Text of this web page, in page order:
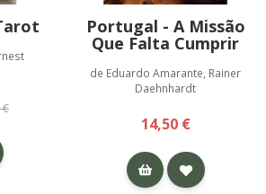
€
Portugal - A Missão
Que Falta Cumprir
de Eduardo Amarante, Rainer
Daehnhardt
14,50 €